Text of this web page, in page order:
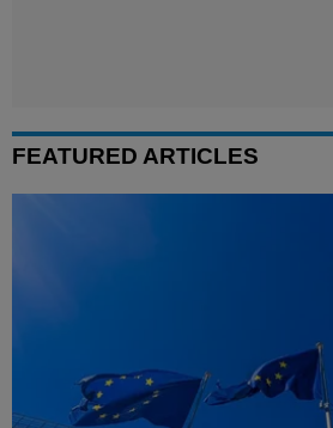
FEATURED ARTICLES